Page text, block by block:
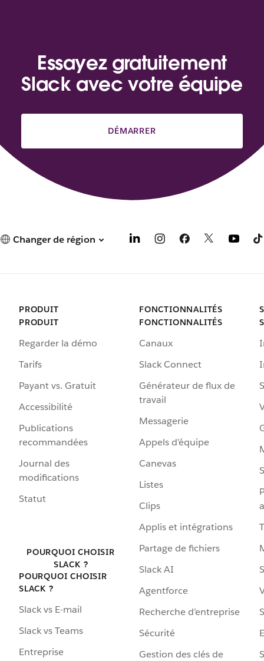
Essayez gratuitement
Slack avec votre équipe
DÉMARRER
Changer de région
PRODUIT
PRODUIT
Regarder la démo
Tarifs
Payant vs. Gratuit
Accessibilité
Publications
recommandées
Journal des
modifications
Statut
POURQUOI CHOISIR
SLACK ?
POURQUOI CHOISIR
SLACK ?
Slack vs E-mail
Slack vs Teams
Entreprise
FONCTIONNALITÉS
FONCTIONNALITÉS
Canaux
Slack Connect
Générateur de flux de
travail
Messagerie
Appels d’équipe
Canevas
Listes
Clips
Applis et intégrations
Partage de fichiers
Slack AI
Agentforce
Recherche d’entreprise
Sécurité
Gestion des clés de